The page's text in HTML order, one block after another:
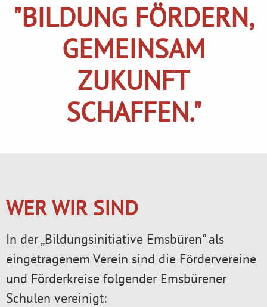
"BILDUNG FÖRDERN,
GEMEINSAM
ZUKUNFT
SCHAFFEN."
WER WIR SIND
In der „Bildungsinitiative Emsbüren” als
eingetragenem Verein sind die Fördervereine
und Förderkreise folgender Emsbürener
Schulen vereinigt: